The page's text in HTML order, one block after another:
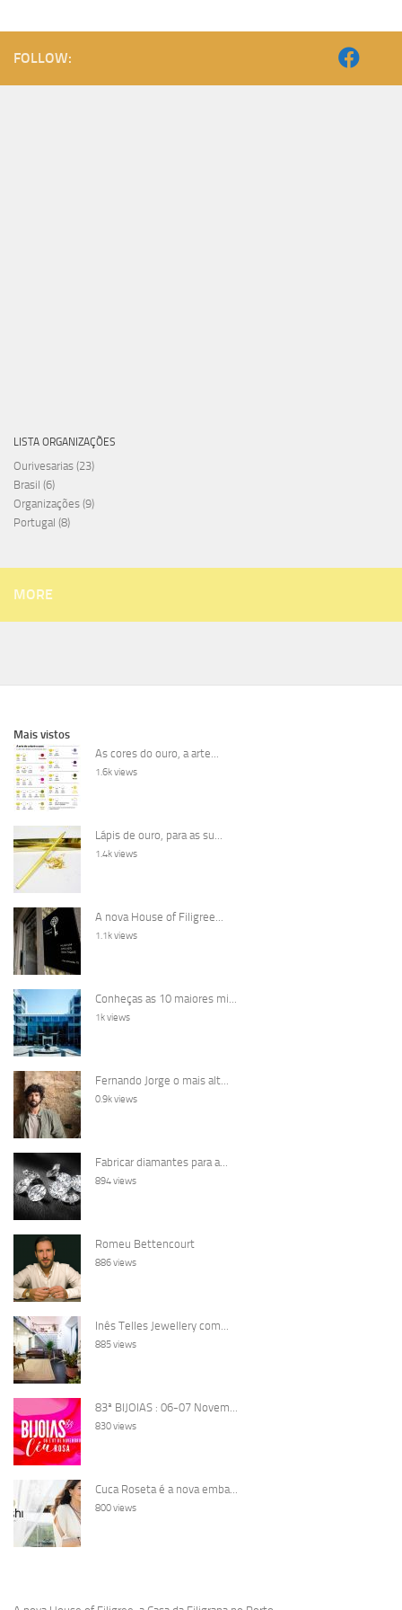
FOLLOW:
LISTA ORGANIZAÇÕES
Ourivesarias (23)
Brasil (6)
Organizações (9)
Portugal (8)
MORE
Mais vistos
As cores do ouro, a arte...
1.6k views
Lápis de ouro, para as su...
1.4k views
A nova House of Filigree...
1.1k views
Conheças as 10 maiores mi...
1k views
Fernando Jorge o mais alt...
0.9k views
Fabricar diamantes para a...
894 views
Romeu Bettencourt
886 views
Inês Telles Jewellery com...
885 views
83ª BIJOIAS : 06-07 Novem...
830 views
Cuca Roseta é a nova emba...
800 views